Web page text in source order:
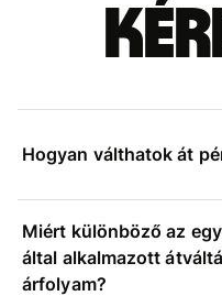
Hogyan válthatok át
Miért különböző az
által alkalmazott
árfolyam?